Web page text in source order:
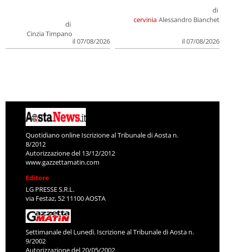
di
Cinzia Timpano
il 07/08/2026
cervinia
di
Alessandro Bianchet
il 07/08/2026
Quotidiano online Iscrizione al Tribunale di Aosta n.
8/2012
Autorizzazione del 13/12/2012
www.gazzettamatin.com
Editore
LG PRESSE S.R.L.
via Festaz, 52 11100 AOSTA
Settimanale del Lunedì. Iscrizione al Tribunale di Aosta n.
9/2002
Autorizzazione del 20/05/2002